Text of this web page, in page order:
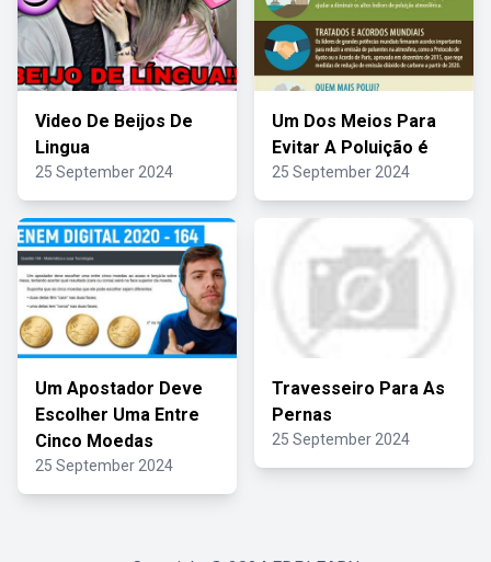
Video De Beijos De
Lingua
25 September 2024
Um Dos Meios Para
Evitar A Poluição é
25 September 2024
Um Apostador Deve
Escolher Uma Entre
Cinco Moedas
25 September 2024
Travesseiro Para As
Pernas
25 September 2024